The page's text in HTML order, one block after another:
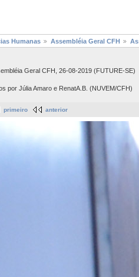
Humanas Assembléia Geral CFH
Geral CFH, 26-08-2019 (FUTURE-SE)
por Júlia Amaro e RenatA.B. (NUVEM/CFH)
primeiro anterior